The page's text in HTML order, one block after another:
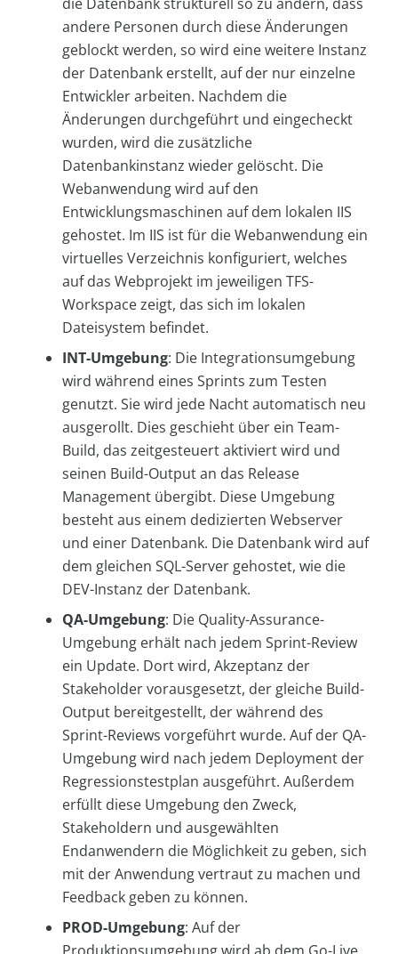
andere Personen durch diese Änderungen
geblockt werden, so wird eine weitere Instanz
der Datenbank erstellt, auf der nur einzelne
Entwickler arbeiten. Nachdem die
Änderungen durchgeführt und eingecheckt
wurden, wird die zusätzliche
Datenbankinstanz wieder gelöscht. Die
Webanwendung wird auf den
Entwicklungsmaschinen auf dem lokalen IIS
gehostet. Im IIS ist für die Webanwendung ein
virtuelles Verzeichnis konfiguriert, welches
auf das Webprojekt im jeweiligen TFS-
Workspace zeigt, das sich im lokalen
Dateisystem befindet.
INT-Umgebung: Die Integrationsumgebung
wird während eines Sprints zum Testen
genutzt. Sie wird jede Nacht automatisch neu
ausgerollt. Dies geschieht über ein Team-
Build, das zeitgesteuert aktiviert wird und
seinen Build-Output an das Release
Management übergibt. Diese Umgebung
besteht aus einem dedizierten Webserver
und einer Datenbank. Die Datenbank wird auf
dem gleichen SQL-Server gehostet, wie die
DEV-Instanz der Datenbank.
QA-Umgebung: Die Quality-Assurance-
Umgebung erhält nach jedem Sprint-Review
ein Update. Dort wird, Akzeptanz der
Stakeholder vorausgesetzt, der gleiche Build-
Output bereitgestellt, der während des
Sprint-Reviews vorgeführt wurde. Auf der QA-
Umgebung wird nach jedem Deployment der
Regressionstestplan ausgeführt. Außerdem
erfüllt diese Umgebung den Zweck,
Stakeholdern und ausgewählten
Endanwendern die Möglichkeit zu geben, sich
mit der Anwendung vertraut zu machen und
Feedback geben zu können.
PROD-Umgebung: Auf der